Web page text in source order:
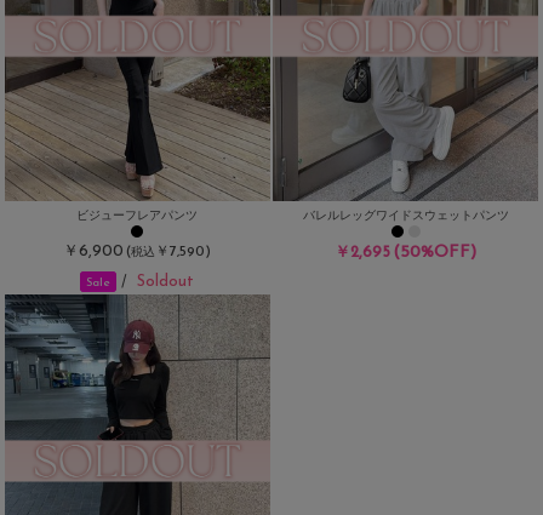
ビジューフレアパンツ
￥6,900 (税込 ￥7,590)
バレルレッグワイドスウェットパンツ
￥2,695(50%OFF)
Sale /Soldout